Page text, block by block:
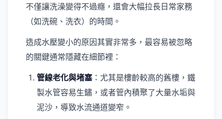
不僅讓洗澡變得不過癮，還會大幅拉長日常家務
（如洗碗、洗衣）的時間。
造成水壓變小的原因其實非常多，最容易被忽略
的關鍵通常隱藏在細節裡：
管線老化與堵塞 ：尤其是樓齡較高的舊樓，鐵
製水管容易生鏽，或者管內積聚了大量水垢與
泥沙，導致水流通道變窄。